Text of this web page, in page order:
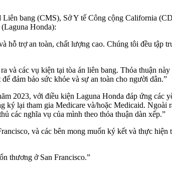
bang (CMS), Sở Y tế Công cộng California
Honda):
hỗ trợ an toàn, chất lượng cao. Chúng tôi đều tập
và các vụ kiện tại tòa án liên bang. Thỏa thuận này
đảm bảo sức khỏe và sự an toàn cho người dân.”
2023, với điều kiện Laguna Honda đáp ứng các
ký lại tham gia Medicare và/hoặc Medicaid. Ngoài
các nghĩa vụ của mình theo thỏa thuận dàn xếp.”
và các bên mong muốn ký kết và thực hiện
thương ở San Francisco.”